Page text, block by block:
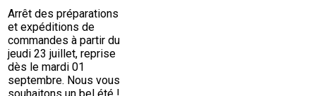
Arrêt des préparations
et expéditions de
commandes à partir du
jeudi 23 juillet, reprise
dès le mardi 01
septembre. Nous vous